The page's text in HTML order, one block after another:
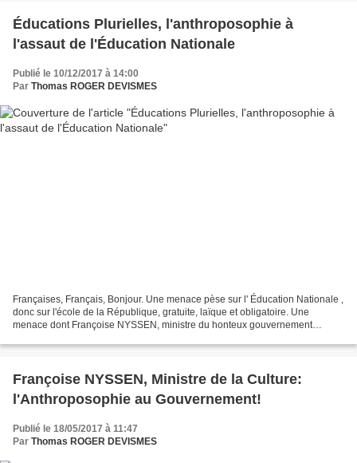
Éducations Plurielles, l'anthroposophie à
l'assaut de l'Éducation Nationale
Publié le 10/12/2017 à 14:00
Par Thomas ROGER DEVISMES
Françaises, Français, Bonjour. Une menace pèse sur l' Éducation Nationale ,
donc sur l'école de la République, gratuite, laïque et obligatoire. Une
menace dont Françoise NYSSEN, ministre du honteux gouvernement
Françoise NYSSEN, Ministre de la Culture:
l'Anthroposophie au Gouvernement!
Publié le 18/05/2017 à 11:47
Par Thomas ROGER DEVISMES